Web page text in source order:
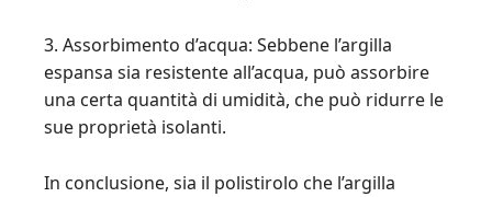
3. Assorbimento d’acqua: Sebbene l’argilla
espansa sia resistente all’acqua, può assorbire
una certa quantità di umidità, che può ridurre le
sue proprietà isolanti.
In conclusione, sia il polistirolo che l’argilla